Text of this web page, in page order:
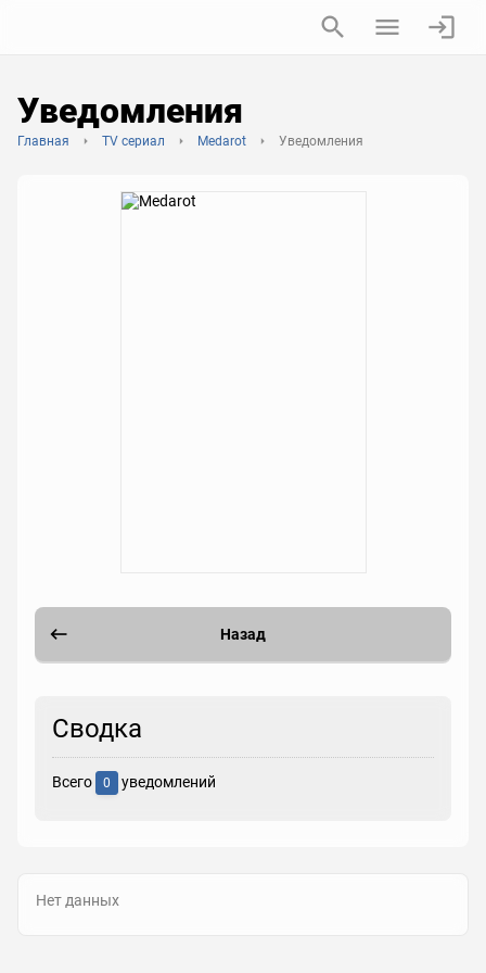
Уведомления
Главная TV сериал Medarot Уведомления
Назад
Сводка
Всего 0 уведомлений
Нет данных